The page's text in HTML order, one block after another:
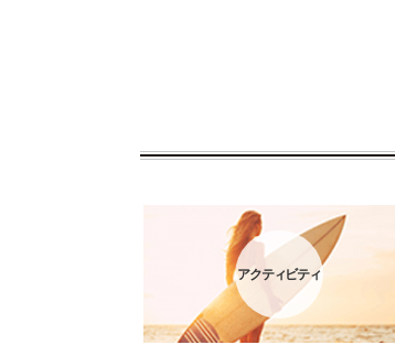
アクティビティ